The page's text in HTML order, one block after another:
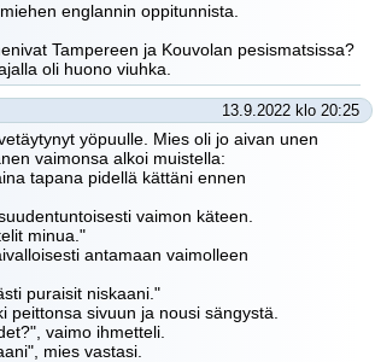
englannin oppitunnista.
Tampereen ja Kouvolan pesismatsissa?
oli huono viuhka.
13.9.2022 klo 20:25
yöpuulle. Mies oli jo aivan unen
vaimonsa alkoi muistella:
tapana pidellä kättäni ennen
vaimon käteen.
minua."
antamaan vaimolleen
puraisit niskaani."
peittonsa sivuun ja nousi sängystä.
vaimo ihmetteli.
mies vastasi.